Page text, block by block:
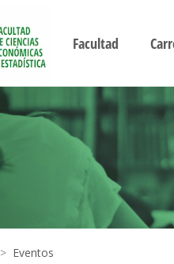
Facultad
> Eventos